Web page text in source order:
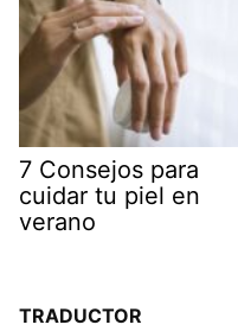
7 Consejos para
cuidar tu piel en
verano
TRADUCTOR